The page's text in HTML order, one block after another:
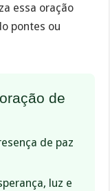
essa oração
pontes ou
de
de paz
luz e